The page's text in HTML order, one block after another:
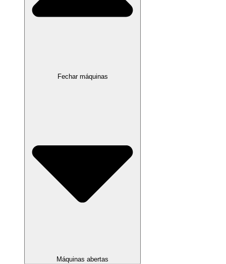
Fechar máquinas
Máquinas abertas